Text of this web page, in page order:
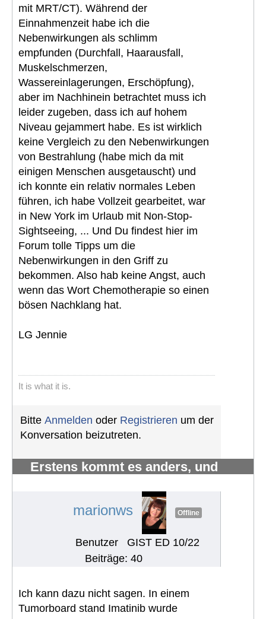
mit MRT/CT). Während der
Einnahmenzeit habe ich die
Nebenwirkungen als schlimm
empfunden (Durchfall, Haarausfall,
Muskelschmerzen,
Wassereinlagerungen, Erschöpfung),
aber im Nachhinein betrachtet muss ich
leider zugeben, dass ich auf hohem
Niveau gejammert habe. Es ist wirklich
keine Vergleich zu den Nebenwirkungen
von Bestrahlung (habe mich da mit
einigen Menschen ausgetauscht) und
ich konnte ein relativ normales Leben
führen, ich habe Vollzeit gearbeitet, war
in New York im Urlaub mit Non-Stop-
Sightseeing, ... Und Du findest hier im
Forum tolle Tipps um die
Nebenwirkungen in den Griff zu
bekommen. Also hab keine Angst, auch
wenn das Wort Chemotherapie so einen
bösen Nachklang hat.
LG Jennie
It is what it is.
Bitte Anmelden oder Registrieren um der
Konversation beizutreten.
Erstens kommt es anders, und
marionws Offline
Benutzer
GIST ED 10/22
Beiträge: 40
Ich kann dazu nicht sagen. In einem
Tumorboard stand Imatinib wurde